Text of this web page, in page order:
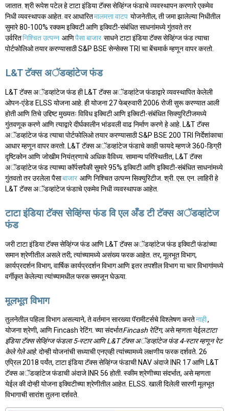
जातात. श्री रूपेश पटेल हे टाटा इंडिया टॅक्स सेव्हिंग्ज फंडाचे व्यवस्थापन करणारे एकमेव
निधी व्यवस्थापक आहेत. वर आधारितमालमत्ता वाटप योजनेतील, ती जमा झालेल्या निधीतील
सुमारे 80-100% रक्कम इक्विटी आणि इक्विटी-संबंधित साधनांमध्ये गुंतवते तर
उर्वरितनिश्चित उत्पन्न आणिपैसा बाजार साधने टाटा इंडिया टॅक्स सेव्हिंग्ज फंड त्याचा
पोर्टफोलिओ तयार करण्यासाठी S&P BSE सेन्सेक्स TRI चा बेंचमार्क म्हणून वापर करतो.
L&T टॅक्स अॅडव्हांटेज फंड
L&T टॅक्स अॅडव्हांटेज फंड ही L&T टॅक्स अॅडव्हांटेज फंडाद्वारे व्यवस्थापित केलेली
ओपन-एंडेड ELSS योजना आहे. ही योजना 27 फेब्रुवारी 2006 रोजी सुरू करण्यात आली
होती आणि तिचे उद्दिष्ट मुख्यतः विविध इक्विटी आणि इक्विटी-संबंधित सिक्युरिटीजमध्ये
गुंतवणूक करणे आणि त्याद्वारे दीर्घकालीन भांडवली वाढ निर्माण करणे हे आहे. L&T टॅक्स
अॅडव्हांटेज फंड त्याचा पोर्टफोलिओ तयार करण्यासाठी S&P BSE 200 TRI निर्देशांकाचा
आधार म्हणून वापर करतो. L&T टॅक्स अॅडव्हांटेज फंडाचे काही फायदे म्हणजे 360-डिग्री
दृष्टिकोन आणि जोखीम नियंत्रणाचे अधिक वैविध्य. सामान्य परिस्थितीत, L&T टॅक्स
अॅडव्हांटेज फंड त्याच्या कॉर्पसपैकी सुमारे 95% इक्विटी आणि इक्विटी-संबंधित साधनांमध्ये
गुंतवतो तर उरलेला पैसाबाजार आणि निश्चित उत्पन्न सिक्युरिटीज. श्री. एस. एन. लाहिरी हे
L&T टॅक्स अॅडव्हांटेज फंडाचे एकमेव निधी व्यवस्थापक आहेत.
टाटा इंडिया टॅक्स सेव्हिंग्स फंड वि एल अँड टी टॅक्स अॅडव्हांटेज
फंड
जरी टाटा इंडिया टॅक्स सेव्हिंग्ज फंड आणि L&T टॅक्स अॅडव्हांटेज फंड इक्विटी फंडांच्या
समान श्रेणीतील असले तरी; त्यांच्यामध्ये असंख्य फरक आहेत. तर, मूलभूत विभाग,
कार्यप्रदर्शन विभाग, वार्षिक कार्यप्रदर्शन विभाग आणि इतर तपशील विभाग या चार विभागांमध्ये
वर्गीकृत केलेल्या त्यांच्यामधील फरक समजून घेऊया.
मूलभूत विभाग
तुलनेतील पहिला विभाग असल्याने, ते वर्तमान सारख्या पॅरामीटर्सचे विश्लेषण करतेनाही,
योजना श्रेणी, आणि Fincash रेटिंग. च्या संदर्भातFincash रेटिंग, असे म्हणता येईलटाटा
इंडिया टॅक्स सेव्हिंग्ज फंडला 5-स्टार आणि L&T टॅक्स अॅडव्हांटेज फंड 4-स्टार म्हणून रेट
केले गेले आहे. दोन्ही योजनांची सध्याची एनएव्ही त्यांच्यामध्ये लक्षणीय फरक दर्शवते. 26
एप्रिल 2018 पर्यंत, टाटा इंडिया टॅक्स सेव्हिंग्ज फंडाची NAV अंदाजे INR 17 आणि L&T
टॅक्स अॅडव्हांटेज फंडाची अंदाजे INR 56 होती. स्कीम श्रेणीच्या संदर्भात, असे म्हणता
येईल की दोन्ही योजना इक्विटीच्या श्रेणीतील आहेत. ELSS. खाली दिलेली सारणी मूलभूत
विभागाची सारांश तुलना दर्शवते.